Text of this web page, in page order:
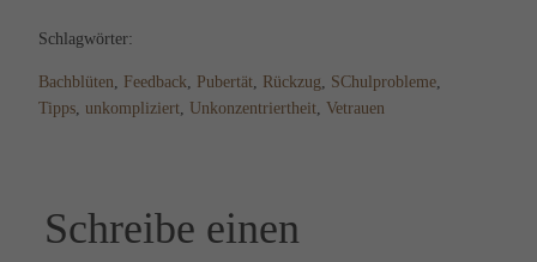
Schlagwörter:
Bachblüten Feedback Pubertät Rückzug SChulprobleme
Tipps unkompliziert Unkonzentriertheit Vetrauen
Schreibe einen